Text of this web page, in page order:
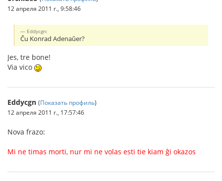
12 апреля 2011 г., 9:58:46
Eddycgn:
Ĉu Konrad Adenaŭer?
Jes, tre bone!
Via vico
Eddycgn (Показать профиль)
12 апреля 2011 г., 17:57:46
Nova frazo:
Mi ne timas morti, nur mi ne volas esti tie kiam ĝi okazos